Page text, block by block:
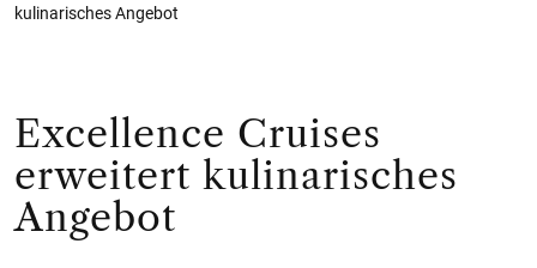
kulinarisches Angebot
Excellence Cruises
erweitert kulinarisches
Angebot